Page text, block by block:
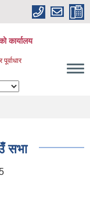
कार्यालय
सभा